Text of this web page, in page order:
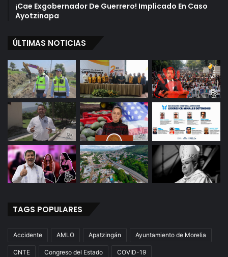
¡Cae Exgobernador De Guerrero! Implicado En Caso
Ayotzinapa
ÚLTIMAS NOTICIAS
TAGS POPULARES
Accidente AMLO Apatzingán Ayuntamiento de Morelia
CNTE Congreso del Estado COVID-19